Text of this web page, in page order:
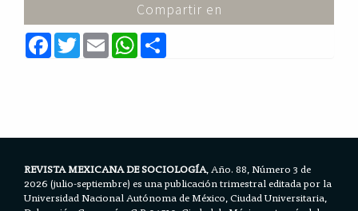
Compartir en
F
a
c
T
w
E
m
a
W
h
a
REVISTA MEXICANA DE SOCIOLOGÍA, Año. 88, Número 3 de
2026 (julio-septiembre) es una publicación trimestral editada por la
Universidad Nacional Autónoma de México, Ciudad Universitaria,